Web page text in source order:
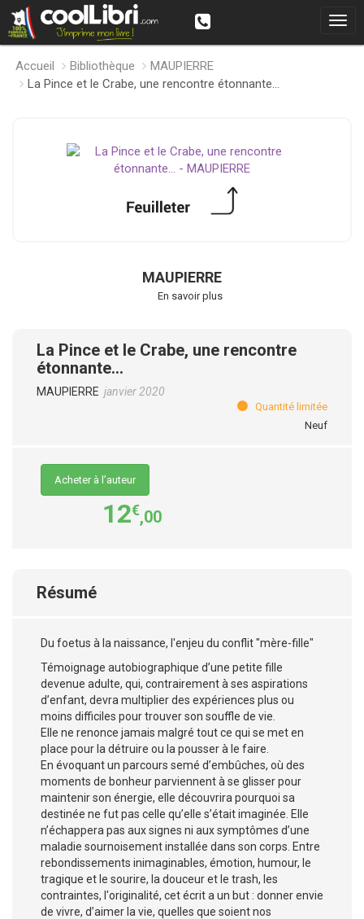
Accueil Bibliothèque
MAUPIERRE
La Pince et le Crabe, une rencontre étonnante...
MAUPIERRE
En savoir plus
La Pince et le Crabe, une rencontre
étonnante...
MAUPIERRE janvier 2020
Quantité limitée
Neuf
Acheter à l’auteur
12€,00
Résumé
Du foetus à la naissance, l'enjeu du conflit "mère-fille"
Témoignage autobiographique d’une petite fille
devenue adulte, qui, contrairement à ses aspirations
d’enfant, devra multiplier des expériences plus ou
moins difficiles pour trouver son souffle de vie.
Elle ne renonce jamais malgré tout ce qui se met en
place pour la détruire ou la pousser à le faire.
En évoquant un parcours semé d’embûches, où des
moments de bonheur parviennent à se glisser pour
maintenir son énergie, elle découvrira pourquoi sa
destinée ne fut pas celle qu’elle s’était imaginée. Elle
n’échappera pas aux signes ni aux symptômes d’une
maladie sournoisement installée dans son corps. Entre
rebondissements inimaginables, émotion, humour, le
tragique et le sourire, la douceur et le trash, les
contraintes, l'originalité, cet écrit a un but : donner envie
de vivre, d’aimer la vie, quelles que soient nos